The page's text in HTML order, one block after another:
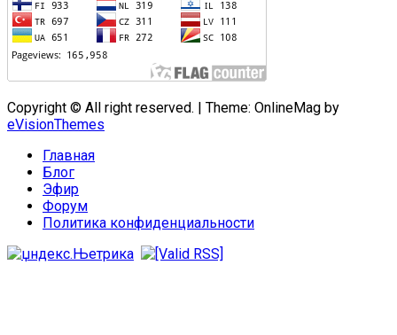
Copyright © All right reserved. | Theme: OnlineMag by
eVisionThemes
Главная
Блог
Эфир
Форум
Политика конфиденциальности